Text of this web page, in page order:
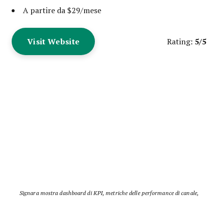
A partire da $29/mese
Visit Website Rating: 5/5
Signara mostra dashboard di KPI, metriche delle performance di canale,